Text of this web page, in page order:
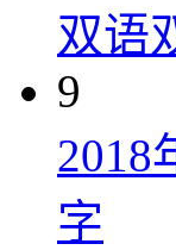
双语
9
2018
字